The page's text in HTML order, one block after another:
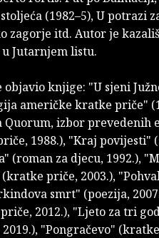
(1982–5), U potrazi
zagorje itd. Autor je
Jutarnjem listu.
objavio knjige: "U sjeni
američke kratke priče"
Quorum, izbor prevedenih
1988.), "Kraj povijesti"
(roman za djecu, 1992.),
priče, 2003.),
smrt" (poezija,
2012.), "Ljeto za tri
"Pongračevo"